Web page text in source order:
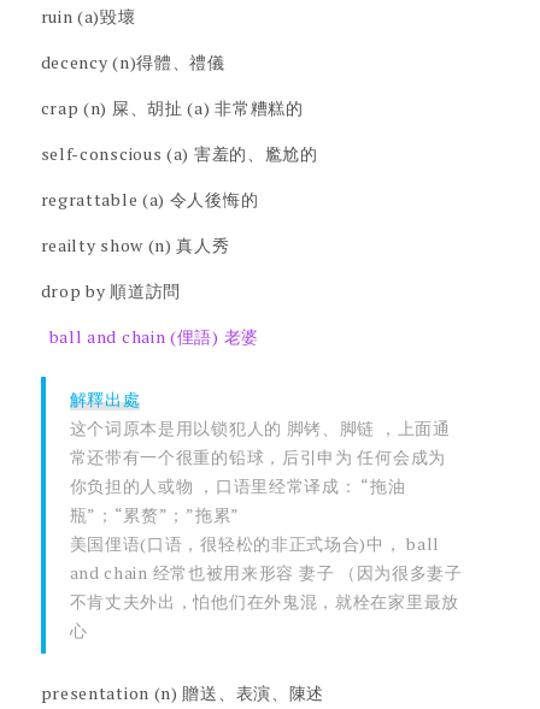
ruin (a)毀壞
decency (n)得體、禮儀
crap (n) 屎、胡扯 (a) 非常糟糕的
self-conscious (a) 害羞的、尷尬的
regrattable (a) 令人後悔的
reailty show (n) 真人秀
drop by 順道訪問
ball and chain (俚語) 老婆
解釋出處
这个词原本是用以锁犯人的 脚铐、脚链 ，上面通
常还带有一个很重的铅球，后引申为 任何会成为
你负担的人或物 ，口语里经常译成： “拖油
瓶”；“累赘”；”拖累”
美国俚语(口语，很轻松的非正式场合)中， ball
and chain 经常也被用来形容 妻子 （因为很多妻子
不肯丈夫外出，怕他们在外鬼混，就栓在家里最放
心
presentation (n) 贈送、表演、陳述